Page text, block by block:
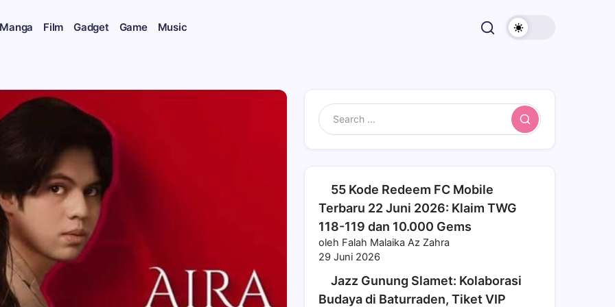
Film Gadget Game Music
Search
55 Kode Redeem FC Mobile
Terbaru 22 Juni 2026: Klaim TWG
118-119 dan 10.000 Gems
oleh Falah Malaika Az Zahra
29 Juni 2026
Jazz Gunung Slamet: Kolaborasi
Budaya di Baturraden, Tiket VIP